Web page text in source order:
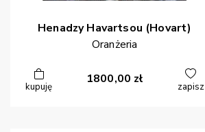
Henadzy Havartsou (Hovart)
Oranżeria
kupuję
1800,00 zł
zapisz